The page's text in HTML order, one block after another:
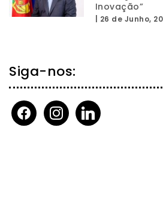
Inovação”
26 de Junho,
Siga-nos:
facebookinstagramlinkedin